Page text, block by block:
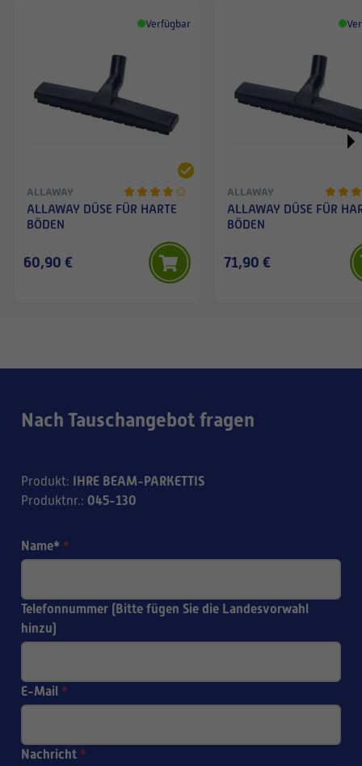
Verfügbar
ALLAWAY
ALLAWAY DÜSE FÜR HARTE
BÖDEN
60,90 €
ALLAWAY
ALLAWAY DÜSE FÜR
BÖDEN
71,90 €
Nach Tauschangebot fragen
Produkt: IHRE BEAM-PARKETTIS
Produktnr.: 045-130
Name* *
Telefonnummer (Bitte fügen Sie die Landesvorwahl
hinzu)
E-Mail *
Nachricht *